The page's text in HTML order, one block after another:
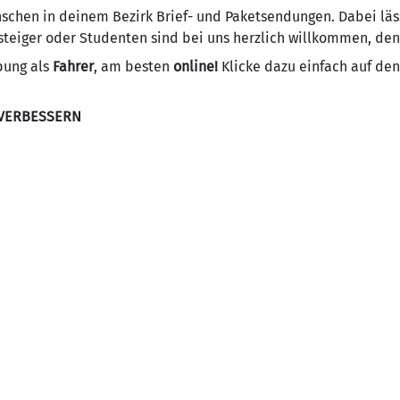
in deinem Bezirk Brief- und Paketsendungen. Dabei
oder Studenten sind bei uns herzlich willkommen,
als Fahrer, am besten online! Klicke dazu einfach auf